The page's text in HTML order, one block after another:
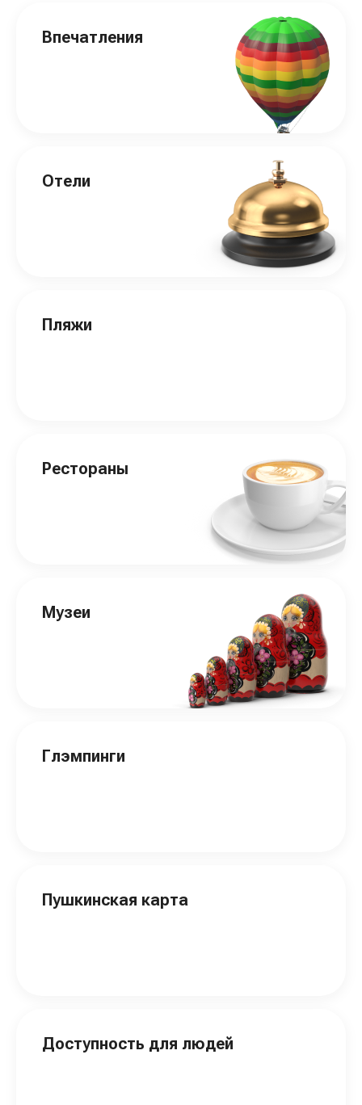
Впечатления
Отели
Пляжи
Рестораны
Музеи
Глэмпинги
Пушкинская карта
Доступность для людей